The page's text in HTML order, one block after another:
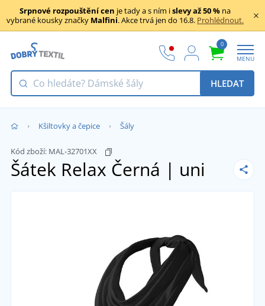
Srpnové rozpouštění cen je tady a s ním islevy až 50 % na
vybrané kousky značky Malfini. Akce trvá jen do 16.8. Prohlédnout.
0
MENU
HLEDAT
Kšiltovky a čepice Šály
Kód zboží: MAL-32701XX
Šátek Relax Černá | uni